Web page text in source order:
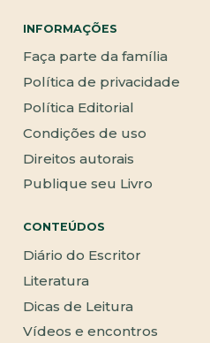
INFORMAÇÕES
Faça parte da família
Política de privacidade
Política Editorial
Condições de uso
Direitos autorais
Publique seu Livro
CONTEÚDOS
Diário do Escritor
Literatura
Dicas de Leitura
Vídeos e encontros